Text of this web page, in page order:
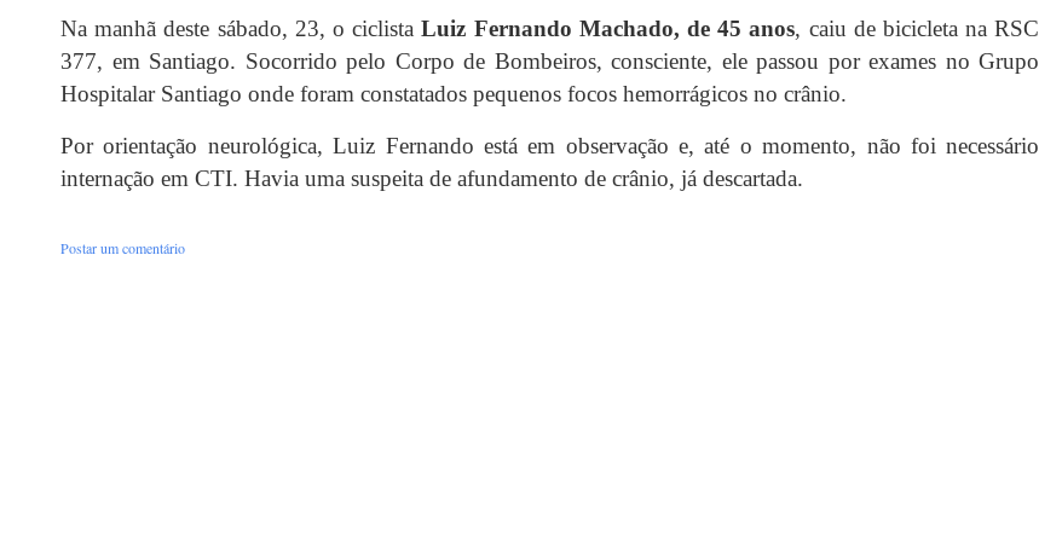
Na manhã deste sábado, 23, o ciclistaLuiz Fernando Machado, de 45 anos, caiu de bicicleta na RSC
377, em Santiago. Socorrido pelo Corpo de Bombeiros, consciente, ele passou por exames no Grupo
Hospitalar Santiago onde foram constatados pequenos focos hemorrágicos no crânio.
Por orientação neurológica, Luiz Fernando está em observação e, até o momento, não foi necessário
internação em CTI. Havia uma suspeita de afundamento de crânio, já descartada.
Postar um comentário